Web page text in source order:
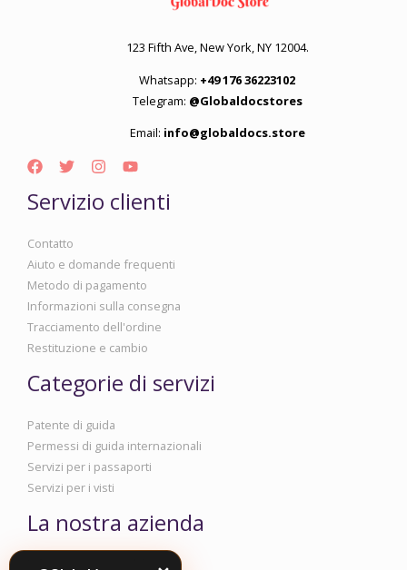
123 Fifth Ave, New York, NY 12004.
Whatsapp: +49 176 36223102
Telegram: @Globaldocstores
Email: info@globaldocs.store
Servizio clienti
Contatto
Aiuto e domande frequenti
Metodo di pagamento
Informazioni sulla consegna
Tracciamento dell'ordine
Restituzione e cambio
Categorie di servizi
Patente di guida
Permessi di guida internazionali
Servizi per i passaporti
Servizi per i visti
La nostra azienda